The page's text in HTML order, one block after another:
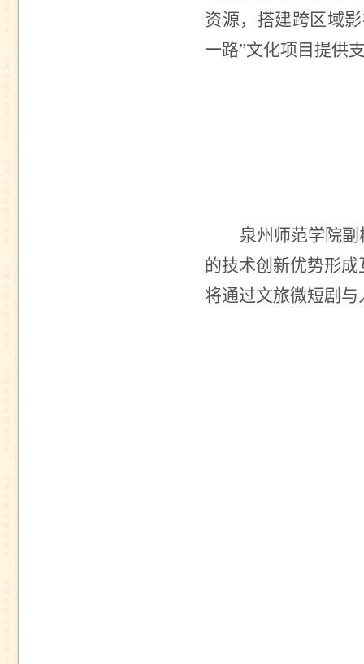
资源，搭建跨区域
一路”文化项目提供
泉州师范学院
的技术创新优势形
将通过文旅微短剧